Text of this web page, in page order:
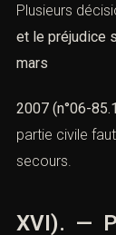
Plusieurs
et le préjudice
mars
2007 (n°06-
partie civile
secours.
XVI). —